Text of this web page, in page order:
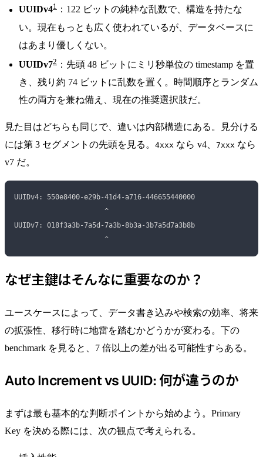
UUIDv41 ：122 ビットの純粋な乱数で、構造を持たな
い。現在もっとも広く使われているが、データベースに
はあまり優しくない。
UUIDv72 ：先頭 48 ビットにミリ秒単位の timestamp を置
き、残り約 74 ビットに乱数を置く。時間順序とランダム
性の両方を兼ね備え、現在の推奨選択肢だ。
見た目はどちらも同じで、違いは内部構造にある。見分ける
には第 3 セグメントの先頭を見る。 4xxx なら v4、 7xxx なら
v7 だ。
UUIDv4: 550e8400-e29b-41d4-a716-446655440000
                      ^
UUIDv7: 018f3a3b-7a5d-7a3b-8b3a-3b7a5d7a3b8b
                      ^
なぜ主鍵はそんなに重要なのか？
ユースケースによって、データ書き込みや検索の効率、将来
の拡張性、移行時に地雷を踏むかどうかが変わる。下の
benchmark を見ると、7 倍以上の差が出る可能性すらある。
Auto Increment vs UUID: 何が違うのか
まずは最も基本的な判断ポイントから始めよう。Primary
Key を決める際には、次の観点で考えられる。